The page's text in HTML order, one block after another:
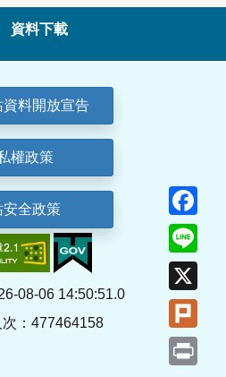
資料下載
料開放宣告
權政策
安全政策
08-06 14:50:51.0
次：477464158